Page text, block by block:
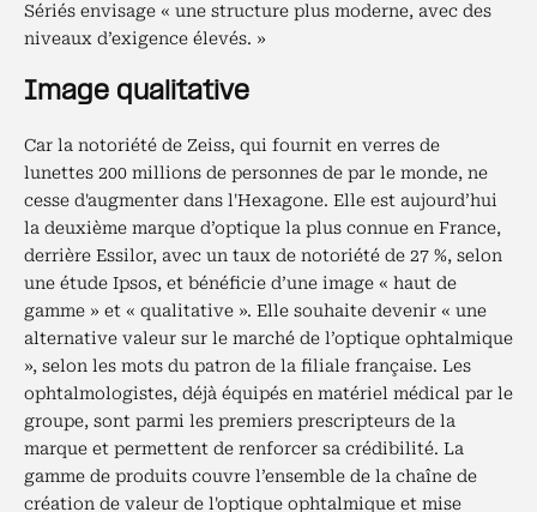
Sériés envisage « une structure plus moderne, avec des
niveaux d’exigence élevés. »
Image qualitative
Car la notoriété de Zeiss, qui fournit en verres de
lunettes 200 millions de personnes de par le monde, ne
cesse d'augmenter dans l'Hexagone. Elle est aujourd’hui
la deuxième marque d’optique la plus connue en France,
derrière Essilor, avec un taux de notoriété de 27 %, selon
une étude Ipsos, et bénéficie d’une image « haut de
gamme » et « qualitative ». Elle souhaite devenir « une
alternative valeur sur le marché de l’optique ophtalmique
», selon les mots du patron de la filiale française. Les
ophtalmologistes, déjà équipés en matériel médical par le
groupe, sont parmi les premiers prescripteurs de la
marque et permettent de renforcer sa crédibilité. La
gamme de produits couvre l’ensemble de la chaîne de
création de valeur de l'optique ophtalmique et mise